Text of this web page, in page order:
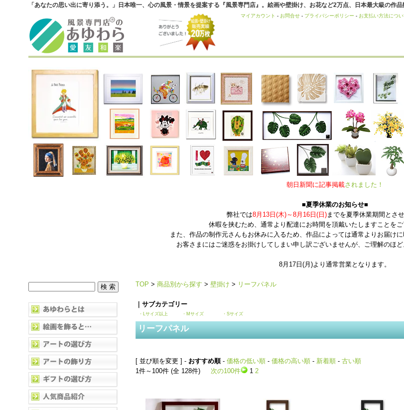
「あなたの思い出に寄り添う。」日本唯一、心の風景・情景を提案する『風景専門店』。絵画や壁掛け、お花など2万点、日本最大級の作
マイアカウント - お問合せ - プライバシーポリシー - お支払い方法につい
朝日新聞に記事掲載されました！
■夏季休業のお知らせ■
弊社では8月13日(木)～8月16日(日)までを夏季休業期間とさせ
休暇を挟むため、通常より配達にお時間を頂戴いたしますことをご
また、作品の制作元さんもお休みに入るため、作品によっては通常よりお届けに
お客さまにはご迷惑をお掛けしてしまい申し訳ございませんが、ご理解のほど
8月17日(月)より通常営業となります。
TOP > 商品別から探す > 壁掛け > リーフパネル
｜サブカテゴリー
・Lサイズ以上 ・Mサイズ ・Sサイズ
リーフパネル
[ 並び順を変更 ] - おすすめ順- 価格の低い順 - 価格の高い順 - 新着順 - 古い順
1件～100件 (全 128件) 次の100件 1 2